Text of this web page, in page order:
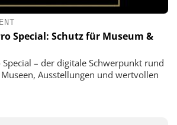
Special: Schutz für Museum &
Special – der digitale Schwerpunkt rund
Ausstellungen und wertvollen